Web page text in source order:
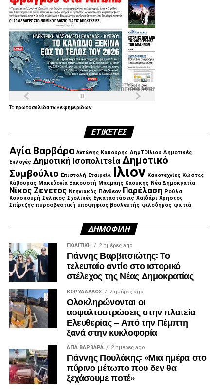
.
.
.
.
.
.
Ταπρωτοσέλιδατωνεφημερίδων
ΕΤΙΚΈΤΕΣ
Αγία Βαρβάρα Αντώνης Κακούρης ΔημΤΟΙλιου Δημοτικές
Εκλογές Δημοτική Ισοπολιτεία Δημοτικό
Συμβούλιο Επιστολή Εταιρεία Ιλιον Κακοτεχνίες Κώστας
Κάβουρας Μακεδονία Ξακουστή Μπαμπης Καουκης Νέα Δημοκρατία
Νίκος Ζενετος Ντηνιακός Πάνθεον Παρέλαση Ρούλα
Κουσκουρή Σελέκος Σχολικές Εγκαταστάσεις Χαϊδάρι Χρηστος
Σπίρτζης πυροσβεστική υποψηφιος βουλευτής φιλοδημος φωτιά
ΔΗΜΟΦΙΛΉ
ΠΟΛΙΤΙΚΉ 2 ημέρες ago
Γιάννης Βαρβιτσιώτης: Το
τελευταίο αντίο στο ιστορικό
στέλεχος της Νέας Δημοκρατίας
ΚΟΡΥΔΑΛΛΟΣ 2 ημέρες ago
Ολοκληρώνονται οι
ασφαλτοστρώσεις στην πλατεία
Ελευθερίας – Από την Πέμπτη
ξανά στην κυκλοφορία
ΑΓΙΑ ΒΑΡΒΑΡΑ 2 ημέρες ago
Γιάννης Πουλάκης: «Μια ημέρα στο
πύρινο μέτωπο που δεν θα
ξεχάσουμε ποτέ»